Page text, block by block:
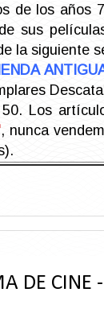
de los años
sus
la siguiente
Los
, nunca
DE CINE